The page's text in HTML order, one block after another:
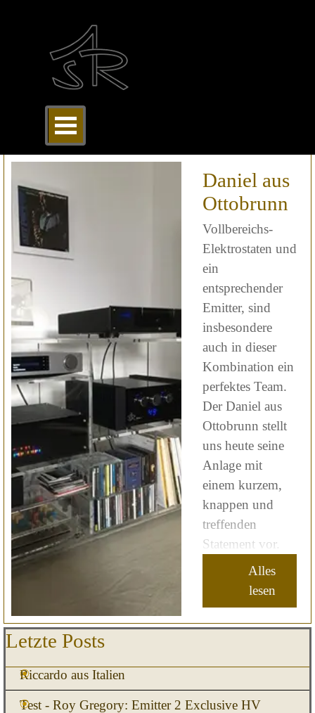
Menü überspringen
Daniel aus
Ottobrunn
Vollbereichs-
Elektrostaten und
ein
entsprechender
Emitter, sind
insbesondere
auch in dieser
Kombination ein
perfektes Team.
Der Daniel aus
Ottobrunn stellt
uns heute seine
Anlage mit
einem kurzem,
knappen und
treffenden
Statement vor.
Alles
lesen
Block überspringen Letzte Posts
Letzte Posts
Riccardo aus Italien
Test - Roy Gregory: Emitter 2 Exclusive HV